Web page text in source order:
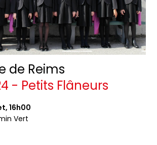
de Reims
- Petits Flâneurs
16h00
Vert